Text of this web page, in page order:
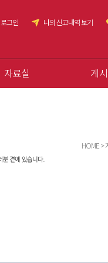
로그인 나의 신고내역 보기
자료실 게
HOME >